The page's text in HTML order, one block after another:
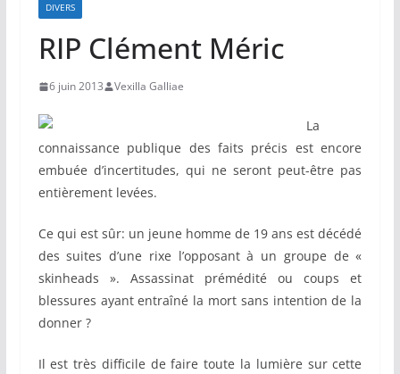
DIVERS
RIP Clément Méric
6 juin 2013 Vexilla Galliae
La
connaissance publique des faits précis est encore
embuée d’incertitudes, qui ne seront peut-être pas
entièrement levées.
Ce qui est sûr: un jeune homme de 19 ans est décédé
des suites d’une rixe l’opposant à un groupe de «
skinheads ». Assassinat prémédité ou coups et
blessures ayant entraîné la mort sans intention de la
donner ?
Il est très difficile de faire toute la lumière sur cette